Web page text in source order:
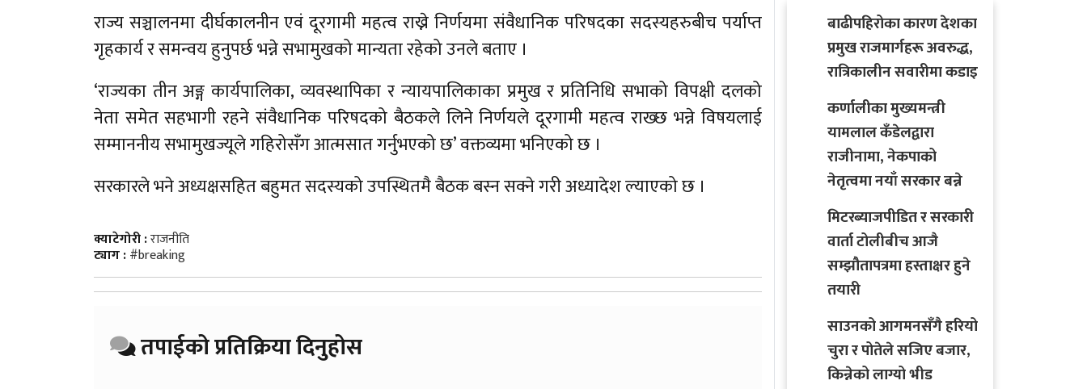
राज्य सञ्चालनमा दीर्घकालनीन एवं दूरगामी महत्व राख्ने निर्णयमा संवैधानिक परिषदका सदस्यहरुबीच पर्याप्त
गृहकार्य र समन्वय हुनुपर्छ भन्ने सभामुखको मान्यता रहेको उनले बताए ।
‘राज्यका तीन अङ्ग कार्यपालिका, व्यवस्थापिका र न्यायपालिकाका प्रमुख र प्रतिनिधि सभाको विपक्षी दलको
नेता समेत सहभागी रहने संवैधानिक परिषदको बैठकले लिने निर्णयले दूरगामी महत्व राख्छ भन्ने विषयलाई
सम्माननीय सभामुखज्यूले गहिरोसँग आत्मसात गर्नुभएको छ’ वक्तव्यमा भनिएको छ ।
सरकारले भने अध्यक्षसहित बहुमत सदस्यको उपस्थितमै बैठक बस्न सक्ने गरी अध्यादेश ल्याएको छ ।
क्याटेगोरी :राजनीति
ट्याग :#breaking
तपाईको प्रतिक्रिया दिनुहोस
बाढीपहिरोका कारण देशका
प्रमुख राजमार्गहरू अवरुद्ध,
रात्रिकालीन सवारीमा कडाइ
कर्णालीका मुख्यमन्त्री
यामलाल कँडेलद्वारा
राजीनामा, नेकपाको
नेतृत्वमा नयाँ सरकार बन्ने
मिटरब्याजपीडित र सरकारी
वार्ता टोलीबीच आजै
सम्झौतापत्रमा हस्ताक्षर हुने
तयारी
साउनको आगमनसँगै हरियो
चुरा र पोतेले सजिए बजार,
किन्नेको लाग्यो भीड